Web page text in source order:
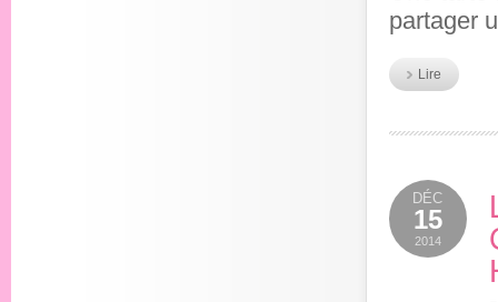
partager
Lire
DÉC
15
2014